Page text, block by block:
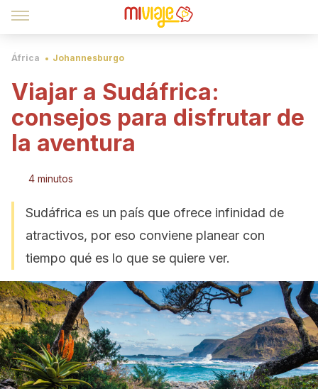
África Johannesburgo
Viajar a Sudáfrica:
consejos para disfrutar de
la aventura
4 minutos
Sudáfrica es un país que ofrece infinidad de
atractivos, por eso conviene planear con
tiempo qué es lo que se quiere ver.